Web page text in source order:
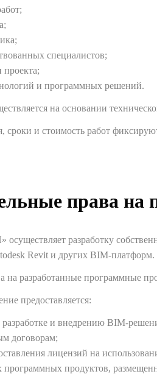
специалистов;
проекта;
и программных решений.
на основании
сроки и стоимость работ
права на
разработку
Revit и других BIM-платформ.
на разработанные программные
предоставляется:
разработке и внедрению BIM-
договорам;
лицензий на
программных продуктов,